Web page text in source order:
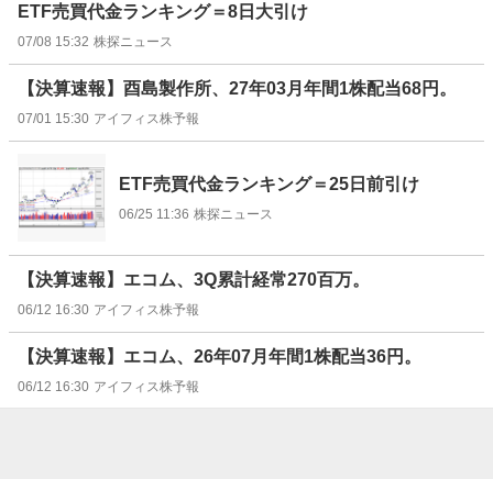
ETF売買代金ランキング＝8日大引け
07/08 15:32 株探ニュース
【決算速報】酉島製作所、27年03月年間1株配当68円。
07/01 15:30 アイフィス株予報
ETF売買代金ランキング＝25日前引け
06/25 11:36 株探ニュース
【決算速報】エコム、3Q累計経常270百万。
06/12 16:30 アイフィス株予報
【決算速報】エコム、26年07月年間1株配当36円。
06/12 16:30 アイフィス株予報